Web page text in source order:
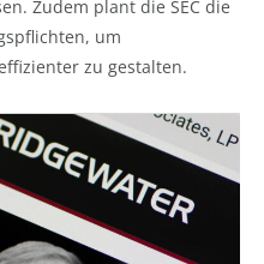
Zudem plant die SEC die
um
zu gestalten.